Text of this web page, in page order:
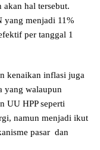
akan hal tersebut.
yang menjadi 11%
per tanggal 1
kenaikan inflasi juga
yang walaupun
UU HPP seperti
namun menjadi ikut
pasar dan